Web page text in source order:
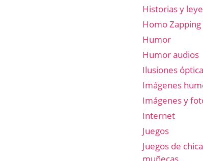
Historias y
Homo Zapping
Humor
Humor audios
Ilusiones
Imágenes
Imágenes y
Internet
Juegos
Juegos de